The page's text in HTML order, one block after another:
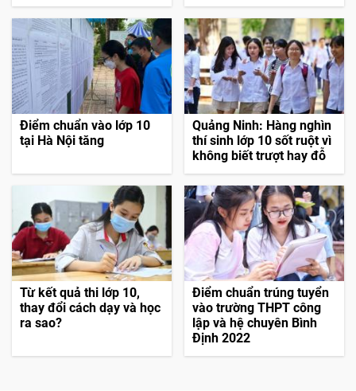
>Sở Giáo dục Hà Nội nhận định điểm chuẩn lớp 10
'sẽ tăng nhẹ'
>Kỳ thi tốt nghiệp THPT 2022: Đề phân hóa tốt, điểm
sẽ biến động?
Theo Tuổi trẻ
TAGS: tuyển sinh lớp 10 điểm chuẩn vào lớp 10
điểm chuẩn vào lớp 10 trường chuyên
Tin liên quan